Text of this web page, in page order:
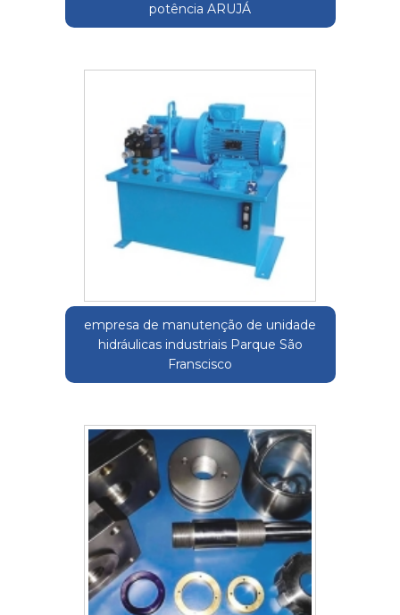
potência ARUJÁ
empresa de manutenção de unidade
hidráulicas industriais Parque São
Franscisco